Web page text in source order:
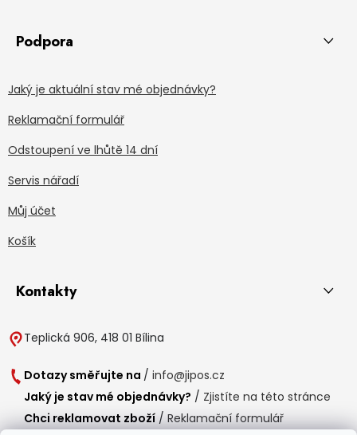
Podpora
Jaký je aktuální stav mé objednávky?
Reklamační formulář
Odstoupení ve lhůtě 14 dní
Servis nářadí
Můj účet
Košík
Kontakty
Teplická 906, 418 01 Bílina
Dotazy směřujte na / info@jipos.cz
Jaký je stav mé objednávky? / Zjistíte na této stránce
Chci reklamovat zboží / Reklamační formulář